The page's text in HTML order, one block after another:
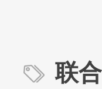
联